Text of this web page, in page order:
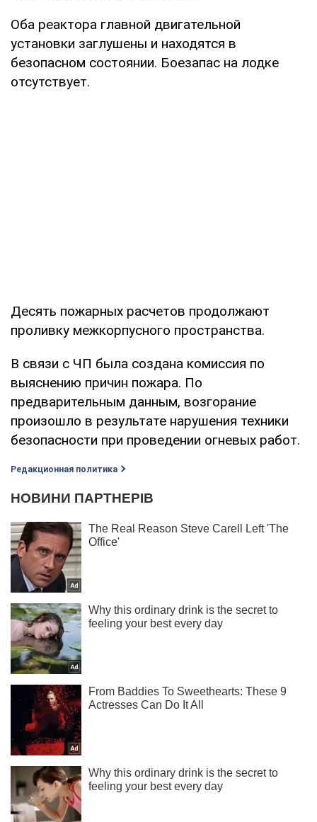
Оба реактора главной двигательной
установки заглушены и находятся в
безопасном состоянии. Боезапас на лодке
отсутствует.
Десять пожарных расчетов продолжают
проливку межкорпусного пространства.
В связи с ЧП была создана комиссия по
выяснению причин пожара. По
предварительным данным, возгорание
произошло в результате нарушения техники
безопасности при проведении огневых работ.
Редакционная политика